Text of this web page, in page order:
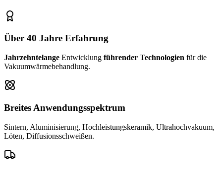
Über 40 Jahre Erfahrung
Jahrzehntelange Entwicklung führender Technologien für die
Vakuumwärmebehandlung.
Breites Anwendungsspektrum
Sintern, Aluminisierung, Hochleistungskeramik, Ultrahochvakuum,
Löten, Diffusionsschweißen.